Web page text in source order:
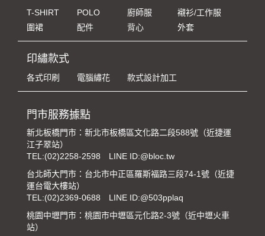
T-SHIRT POLO 廚師服
襯衫/工作服
圍裙
配件 背心 外套
印繡款式
各式印刷 電腦繡花 款式設計加工
門市服務據點
新北板橋門市：新北市板橋區文化路二段588號（近捷運
江子翠站）
TEL:(02)2258-2598
LINE ID:@bloc.tw
台北師大門市：台北市中正區羅斯福路三段74-1號（近捷
運台電大樓站）
TEL:(02)2369-0688
LINE ID:@503pplaq
桃園中壢門市：桃園市中壢區元化路2-3號（近中壢火車
站）